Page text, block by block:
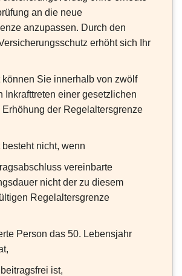
an die neue
anzupassen. Durch den
erhöht sich Ihr
können Sie innerhalb von zwölf
Inkrafttreten einer gesetzlichen
Erhöhung der Regelaltersgrenze
nicht, wenn
vereinbarte
nicht der zu diesem
Regelaltersgrenze
Person das 50. Lebensjahr
ist,